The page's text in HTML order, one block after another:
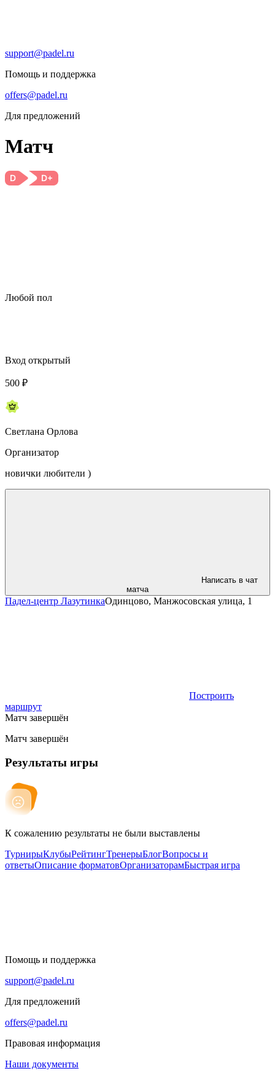
support@padel.ru
Помощь и поддержка
offers@padel.ru
Для предложений
Матч
Любой пол
Вход открытый
500 ₽
Светлана Орлова
Организатор
новички любители )
Написать в чат
матча
Падел-центр ЛазутинкаОдинцово, Манжосовская улица, 1
Построить
маршрут
Матч завершён
Матч завершён
Результаты игры
К сожалению результаты не были выставлены
ТурнирыКлубыРейтингТренерыБлогВопросы и
ответыОписание форматовОрганизаторамБыстрая игра
Помощь и поддержка
support@padel.ru
Для предложений
offers@padel.ru
Правовая информация
Наши документы